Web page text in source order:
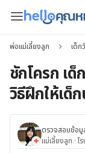
พ่อแม่เลี้ยงลูก เด็ก
ชักโครก เด็
วิธีฝึกให้เด็
ตรวจสอบข้อมู
แม่เลี้ยงลูก ·โ